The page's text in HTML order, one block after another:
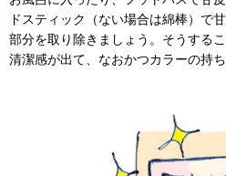
ドスティック（ない場合は綿棒）で
部分を取り除きましょう。そうする
清潔感が出て、なおかつカラーの持ち